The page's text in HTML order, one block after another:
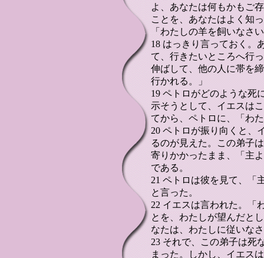
よ、あなたは何もかもご
ことを、あなたはよく知
「わたしの羊を飼いなさ
18 はっきり言っておく。
て、行きたいところへ行
伸ばして、他の人に帯を
行かれる。」
19 ペトロがどのような死
示そうとして、イエスは
てから、ペトロに、「わ
20 ペトロが振り向くと、
るのが見えた。この弟子
寄りかかったまま、「主
である。
21 ペトロは彼を見て、「
と言った。
22 イエスは言われた。「
とを、わたしが望んだと
なたは、わたしに従いな
23 それで、この弟子は死
まった。しかし、イエス